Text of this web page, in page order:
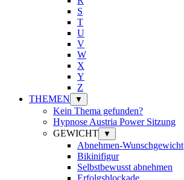
S
T
U
V
W
X
Y
Z
THEMEN
▼
Kein Thema gefunden?
Hypnose Austria Power Sitzung
GEWICHT
▼
Abnehmen-Wunschgewicht
Bikinifigur
Selbstbewusst abnehmen
Erfolgsblockade